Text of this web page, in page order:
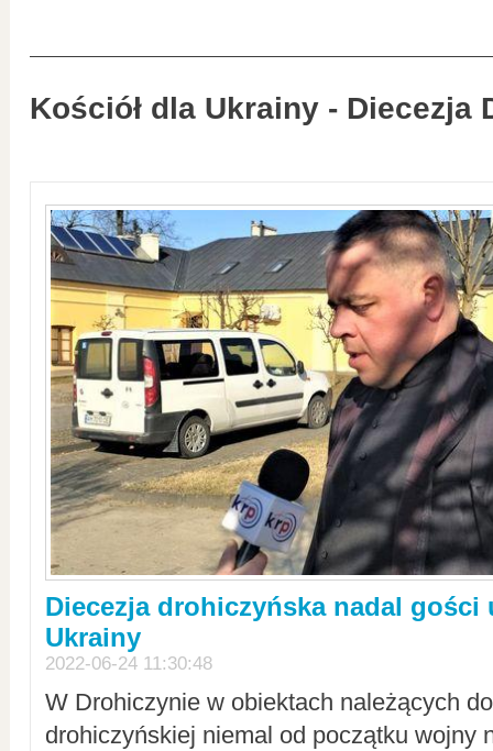
Kościół dla Ukrainy - Diecezja
Diecezja drohiczyńska nadal gości
Ukrainy
2022-06-24 11:30:48
W Drohiczynie w obiektach należących
drohiczyńskiej niemal od początku wojny